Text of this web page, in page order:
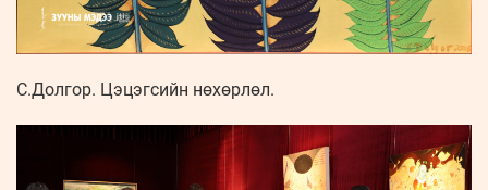
С.Долгор. Цэцэгсийн нөхөрлөл.